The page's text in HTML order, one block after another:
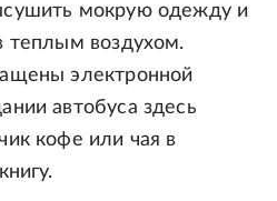
мокрую одежду и
теплым воздухом.
электронной
автобуса здесь
кофе или чая в